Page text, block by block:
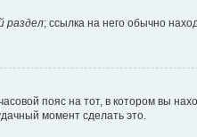
раздел; ссылка на него обычно
пояс на тот, в котором вы
момент сделать это.